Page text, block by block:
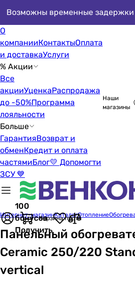
Возможны временные задержки
О
компанииКонтактыОплата
и доставкаУслуги
% Акции
Все
акцииУценкаРаспродажа
до -50%Программа
лояльности
Больше
ГарантияВозврат и
обменКредит и оплата
частямиБлог💛 Допомогти
ЗСУ 💙
Наши
магазины
100
бонусов
Получить
Корзина пуста
Интернет-магазинКаталогОтопление
Панельный
Ceramic 250/220
vertical